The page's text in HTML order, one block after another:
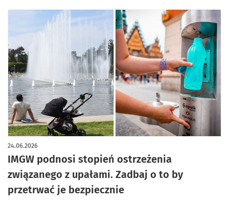
IMGW podnosi stopień ostrzeżenia
związanego z upałami. Zadbaj o to by
przetrwać je bezpiecznie
24.06.2026